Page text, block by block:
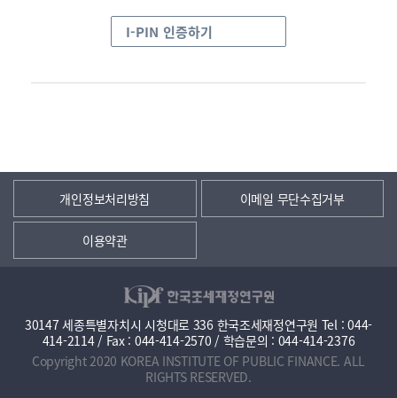
I-PIN 인증하기
개인정보처리방침 이메일 무단수집거부
이용약관
30147 세종특별자치시 시청대로 336 한국조세재정연구원 Tel : 044-
414-2114 / Fax : 044-414-2570 / 학습문의 : 044-414-2376
Copyright 2020 KOREA INSTITUTE OF PUBLIC FINANCE. ALL
RIGHTS RESERVED.